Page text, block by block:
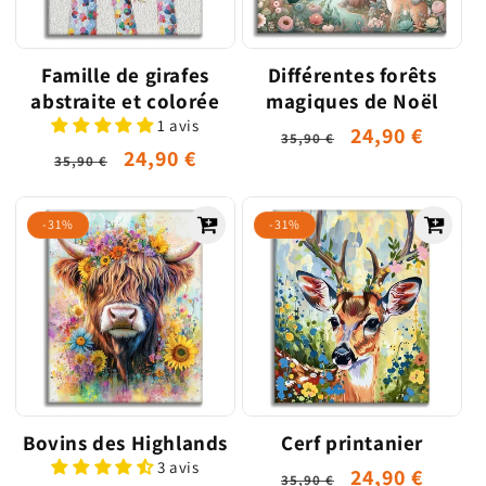
Famille de girafes
abstraite et colorée
1 avis
Prix
habituel
35,90 €
Prix
promotionnel
24,90 €
Différentes forêts
magiques de Noël
Prix
35,90 €
Prix
24,90 €
-31%
Bovins des Highlands
3 avis
-31%
Cerf printanier
Prix
35,90 €
Prix
24,90 €